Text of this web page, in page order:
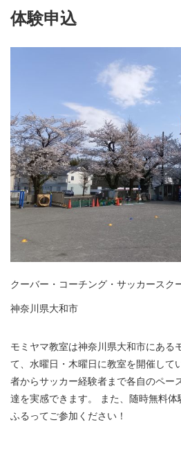
体験申込
クーバー・コーチング・サッカースク
神奈川県大和市
モミヤマ教室は神奈川県大和市にある
て、水曜日・木曜日に教室を開催して
者からサッカー経験者まで各自のペー
達を実感できます。 また、随時無料体
ふるってご参加ください！